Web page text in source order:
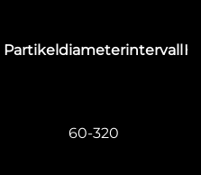
Partikeldiameterintervall
60-320